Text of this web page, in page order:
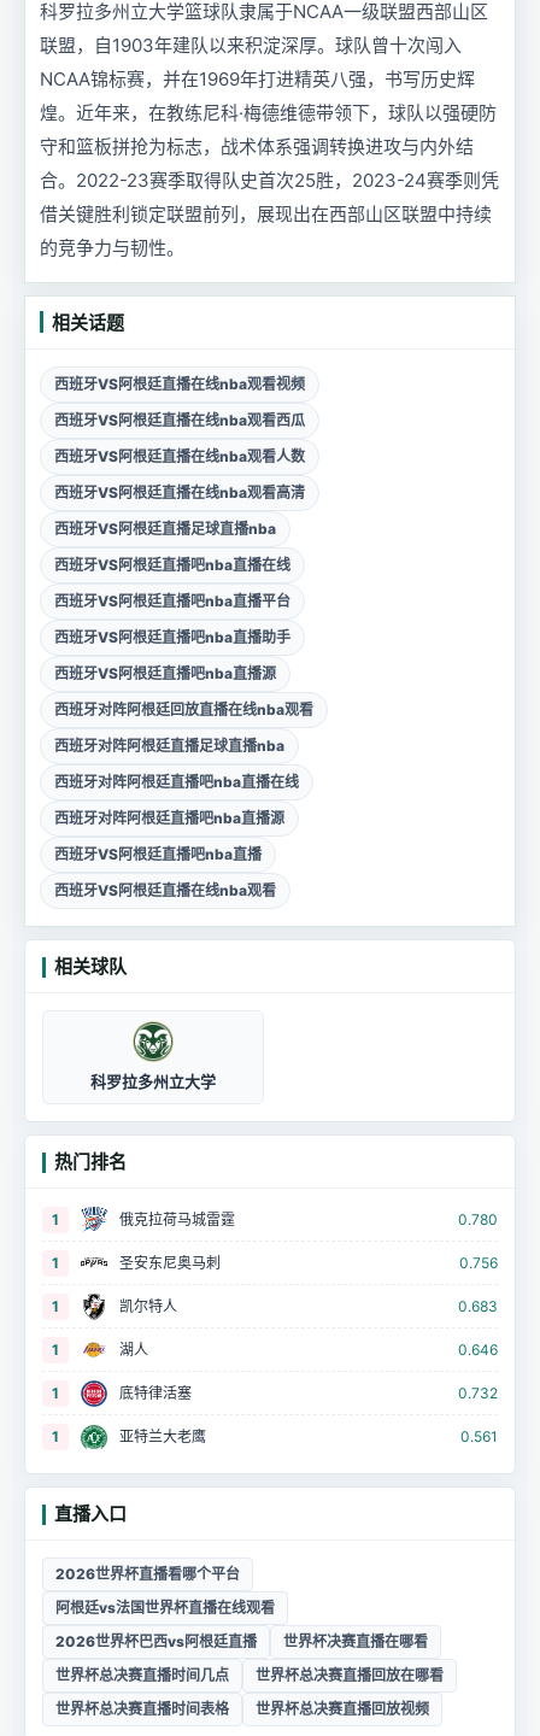
科罗拉多州立大学篮球队隶属于NCAA一级联盟西部山区
联盟，自1903年建队以来积淀深厚。球队曾十次闯入
NCAA锦标赛，并在1969年打进精英八强，书写历史辉
煌。近年来，在教练尼科·梅德维德带领下，球队以强硬防
守和篮板拼抢为标志，战术体系强调转换进攻与内外结
合。2022-23赛季取得队史首次25胜，2023-24赛季则凭
借关键胜利锁定联盟前列，展现出在西部山区联盟中持续
的竞争力与韧性。
相关话题
西班牙VS阿根廷直播在线nba观看视频
西班牙VS阿根廷直播在线nba观看西瓜
西班牙VS阿根廷直播在线nba观看人数
西班牙VS阿根廷直播在线nba观看高清
西班牙VS阿根廷直播足球直播nba
西班牙VS阿根廷直播吧nba直播在线
西班牙VS阿根廷直播吧nba直播平台
西班牙VS阿根廷直播吧nba直播助手
西班牙VS阿根廷直播吧nba直播源
西班牙对阵阿根廷回放直播在线nba观看
西班牙对阵阿根廷直播足球直播nba
西班牙对阵阿根廷直播吧nba直播在线
西班牙对阵阿根廷直播吧nba直播源
西班牙VS阿根廷直播吧nba直播
西班牙VS阿根廷直播在线nba观看
相关球队
科罗拉多州立大学
热门排名
1 俄克拉荷马城雷霆 0.780
1 圣安东尼奥马刺 0.756
1 凯尔特人 0.683
1 湖人 0.646
1 底特律活塞 0.732
1 亚特兰大老鹰 0.561
直播入口
2026世界杯直播看哪个平台
阿根廷vs法国世界杯直播在线观看
2026世界杯巴西vs阿根廷直播
世界杯决赛直播在哪看
世界杯总决赛直播时间几点
世界杯总决赛直播回放在哪看
世界杯总决赛直播时间表格
世界杯总决赛直播回放视频